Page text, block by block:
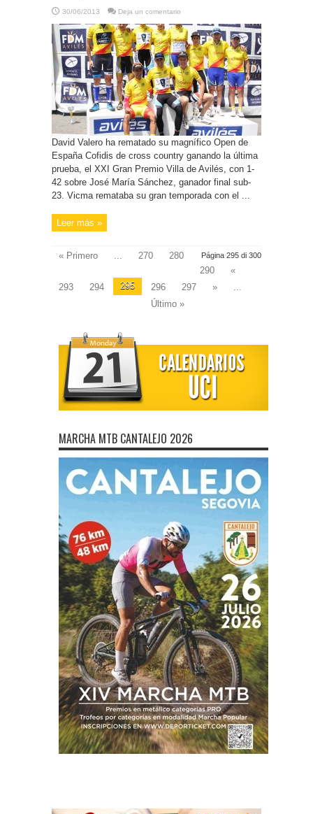
30/06/2013 Deja un comentario
David Valero ha rematado su magnífico Open de
España Cofidis de cross country ganando la última
prueba, el XXI Gran Premio Villa de Avilés, con 1-
42 sobre José María Sánchez, ganador final sub-
23. Vicma remataba su gran temporada con el ...
Leer más »
Página 295 di 300
« Primero ... 270
280
290
«
293
294 295 296 297 »
...
Último »
MARCHA MTB CANTALEJO 2026